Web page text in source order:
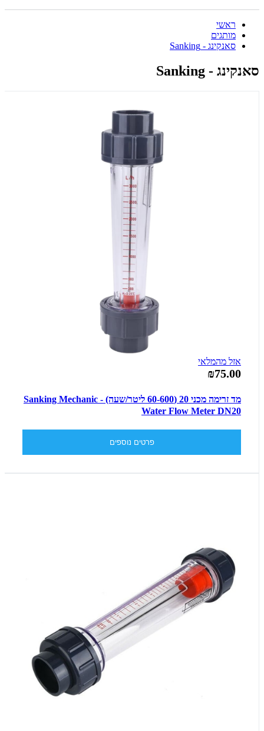
ראשי
מותגים
סאנקינג - Sanking
סאנקינג - Sanking
אזל מהמלאי
₪75.00
מד זרימה מכני 20 (60-600 ליטר/שעה) - Sanking Mechanic
Water Flow Meter DN20
פרטים נוספים